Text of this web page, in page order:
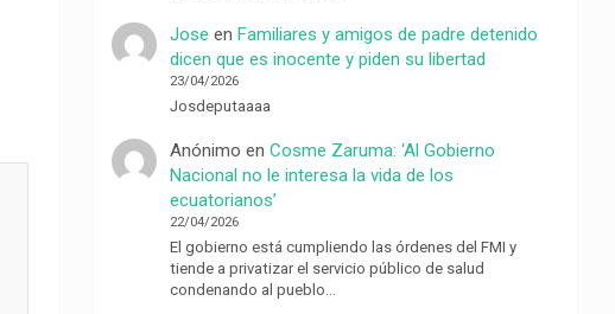
Jose enFamiliares y amigos de padre detenido
dicen que es inocente y piden su libertad
23/04/2026
Josdeputaaaa
Anónimo enCosme Zaruma: ‘Al Gobierno
Nacional no le interesa la vida de los
ecuatorianos’
22/04/2026
El gobierno está cumpliendo las órdenes del FMI y
tiende a privatizar el servicio público de salud
condenando al pueblo…